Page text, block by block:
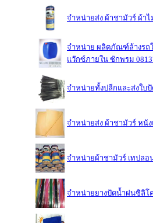
จำหน่ายส่ง ผ้าชามัวร์ ผ้าไ
จำหน่าย ผลิตภัณฑ์ล้างรถ
แว๊กซ์ภายใน ซักพรม
จำหน่ายทั้งปลีกและส่งใบ
จำหน่ายส่ง ผ้าชามัวร์ หนัง
จำหน่ายผ้าชามัวร์ เทปลอ
จำหน่ายยางปัดน้ำฝนซิลิโ